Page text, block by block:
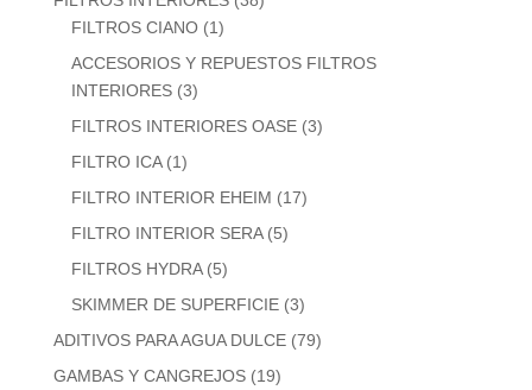
FILTROS CIANO (1)
ACCESORIOS Y REPUESTOS FILTROS
INTERIORES (3)
FILTROS INTERIORES OASE (3)
FILTRO ICA (1)
FILTRO INTERIOR EHEIM (17)
FILTRO INTERIOR SERA (5)
FILTROS HYDRA (5)
SKIMMER DE SUPERFICIE (3)
ADITIVOS PARA AGUA DULCE (79)
GAMBAS Y CANGREJOS (19)